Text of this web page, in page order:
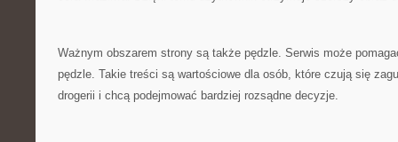
Ważnym obszarem strony są także pędzle. Serwis może
pędzle. Takie treści są wartościowe dla osób, które czują się
drogerii i chcą podejmować bardziej rozsądne decyzje.